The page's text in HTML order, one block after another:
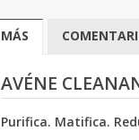
MÁS
AVÉNE
Purifica. Matifica.